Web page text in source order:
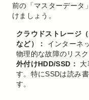
前の「マスターデータ
けましょう。
クラウドストレージ
など）：
インターネ
物理的な故障のリス
外付けHDD/SSD：
大
す。特にSSDは読み
す。